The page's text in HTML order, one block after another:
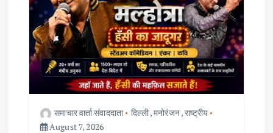
g
a
t
समाचार वार्ता संवाददाता दिल्ली,मनोरंजन,राष्ट्रीय
August 7, 2026